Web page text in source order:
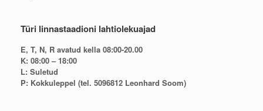
Türi linnastaadioni lahtiolekuajad
E, T, N, R avatud kella 08:00-20.00
K: 08:00 – 18:00
L: Suletud
P: Kokkuleppel (tel. 5096812 Leonhard Soom)